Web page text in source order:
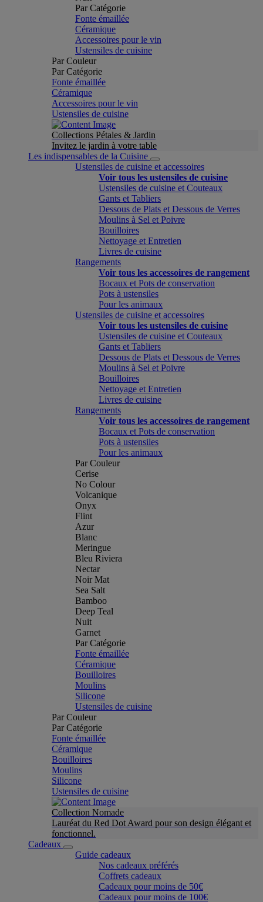
Par Catégorie
Fonte émaillée
Céramique
Accessoires pour le vin
Ustensiles de cuisine
Par Couleur
Par Catégorie
Fonte émaillée
Céramique
Accessoires pour le vin
Ustensiles de cuisine
Collections Pétales & Jardin
Invitez le jardin à votre table
Les indispensables de la Cuisine
Ustensiles de cuisine et accessoires
Voir tous les ustensiles de cuisine
Ustensiles de cuisine et Couteaux
Gants et Tabliers
Dessous de Plats et Dessous de Verres
Moulins à Sel et Poivre
Bouilloires
Nettoyage et Entretien
Livres de cuisine
Rangements
Voir tous les accessoires de rangement
Bocaux et Pots de conservation
Pots à ustensiles
Pour les animaux
Ustensiles de cuisine et accessoires
Voir tous les ustensiles de cuisine
Ustensiles de cuisine et Couteaux
Gants et Tabliers
Dessous de Plats et Dessous de Verres
Moulins à Sel et Poivre
Bouilloires
Nettoyage et Entretien
Livres de cuisine
Rangements
Voir tous les accessoires de rangement
Bocaux et Pots de conservation
Pots à ustensiles
Pour les animaux
Par Couleur
Cerise
No Colour
Volcanique
Onyx
Flint
Azur
Blanc
Meringue
Bleu Riviera
Nectar
Noir Mat
Sea Salt
Bamboo
Deep Teal
Nuit
Garnet
Par Catégorie
Fonte émaillée
Céramique
Bouilloires
Moulins
Silicone
Ustensiles de cuisine
Par Couleur
Par Catégorie
Fonte émaillée
Céramique
Bouilloires
Moulins
Silicone
Ustensiles de cuisine
Collection Nomade
Lauréat du Red Dot Award pour son design élégant et
fonctionnel.
Cadeaux
Guide cadeaux
Nos cadeaux préférés
Coffrets cadeaux
Cadeaux pour moins de 50€
Cadeaux pour moins de 100€